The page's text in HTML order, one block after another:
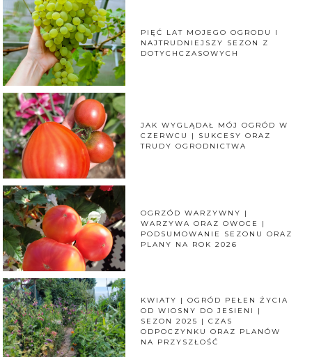
PIĘĆ LAT MOJEGO OGRODU I
NAJTRUDNIEJSZY SEZON Z
DOTYCHCZASOWYCH
JAK WYGLĄDAŁ MÓJ OGRÓD W
CZERWCU | SUKCESY ORAZ
TRUDY OGRODNICTWA
OGRZÓD WARZYWNY |
WARZYWA ORAZ OWOCE |
PODSUMOWANIE SEZONU ORAZ
PLANY NA ROK 2026
KWIATY | OGRÓD PEŁEN ŻYCIA
OD WIOSNY DO JESIENI |
SEZON 2025 | CZAS
ODPOCZYNKU ORAZ PLANÓW
NA PRZYSZŁOŚĆ